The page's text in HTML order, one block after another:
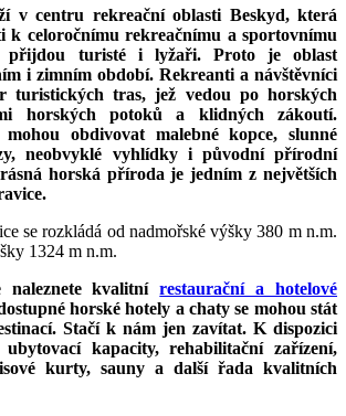
v centru rekreační oblasti Beskyd, která
k celoročnímu rekreačnímu a sportovnímu
přijdou turisté i lyžaři. Proto je oblast
i zimním období. Rekreanti a návštěvníci
turistických tras, jež vedou po horských
horských potoků a klidných zákoutí.
obdivovat malebné kopce, slunné
neobvyklé vyhlídky i původní přírodní
horská příroda je jedním z největších
se rozkládá od nadmořské výšky 380 m n.m.
1324 m n.m.
naleznete kvalitnírestaurační a hotelové
horské hotely a chaty se mohou stát
Stačí k nám jen zavítat. K dispozici
kapacity, rehabilitační zařízení,
kurty, sauny a další řada kvalitních